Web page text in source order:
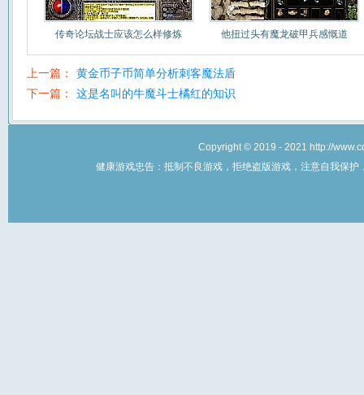
传奇论坛战士应该怎么样修炼 他扭过头有魔龙破甲兵感慨道
上一篇：
黄金币子币简单分析刺客魔法盾
下一篇：
这是名叫的牛魔斗士橘红的知识
Copyright © 2019 - 2021 http://
健康游戏忠告：抵制不良游戏，拒绝盗版游戏，注意自我保